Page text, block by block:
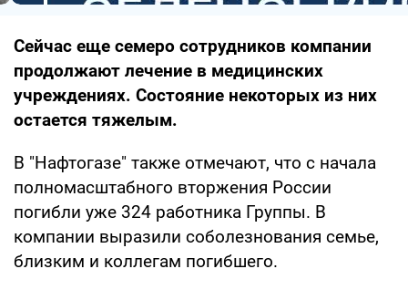
Сейчас еще семеро сотрудников компании
продолжают лечение в медицинских
учреждениях. Состояние некоторых из них
остается тяжелым.
В "Нафтогазе" также отмечают, что с начала
полномасштабного вторжения России
погибли уже 324 работника Группы. В
компании выразили соболезнования семье,
близким и коллегам погибшего.